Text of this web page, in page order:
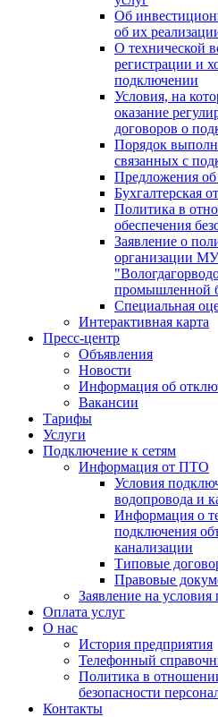
Об
об их
О технической
регистрации и
подключении
Условия, на
оказание
договоров о
Порядок
связанных с
Предложения об
Бухгалтерская
Политика в
обеспечения
Заявление о
организации
промышленной
Специальная
Интерактивная карта
Пресс-центр
Объявления
Новости
Информация об
Вакансии
Тарифы
Услуги
Подключение к сетям
Информация от ПТО
Условия
водопровода и
Информация о
подключения
канализации
Типовые
Правовые
Заявление на
Оплата услуг
О нас
История предприятия
Телефонный
Политика в
безопасности
Контакты